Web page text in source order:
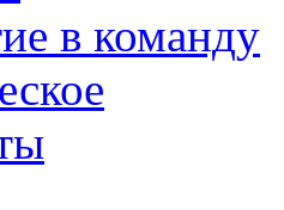
в команду